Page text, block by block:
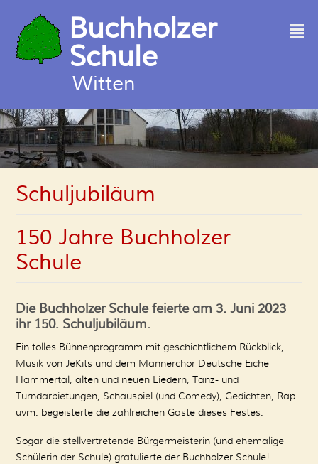
Buchholzer
Schule
Witten
²
Schuljubiläum
150 Jahre Buchholzer
Schule
Die Buchholzer Schule feierteam 3. Juni 2023
ihr 150. Schuljubiläum.
Ein tolles Bühnenprogramm mit geschichtlichem Rückblick,
Musik von JeKits und dem Männerchor Deutsche Eiche
Hammertal, alten und neuen Liedern, Tanz- und
Turndarbietungen, Schauspiel (und Comedy), Gedichten, Rap
uvm. begeisterte die zahlreichen Gäste dieses Festes.
Sogar die stellvertretende Bürgermeisterin (und ehemalige
Schülerin der Schule) gratulierte der Buchholzer Schule!